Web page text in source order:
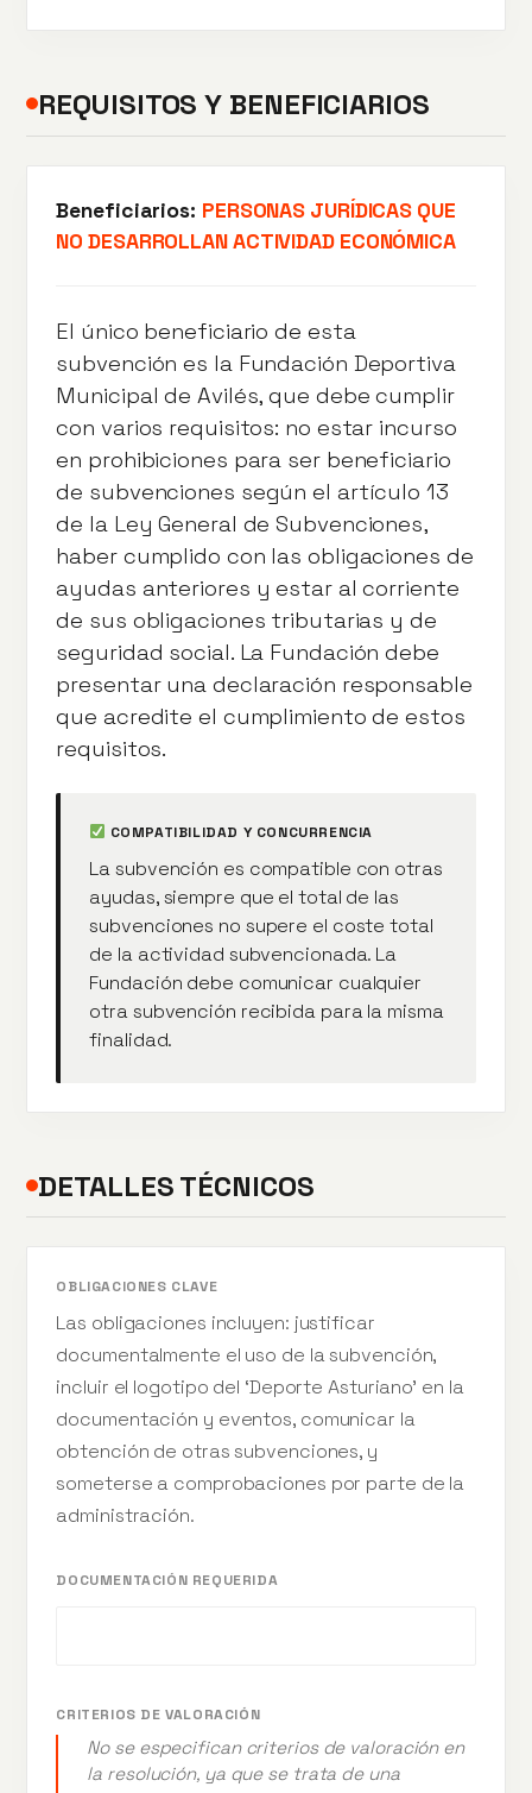
REQUISITOS Y BENEFICIARIOS
Beneficiarios: PERSONAS JURÍDICAS QUE
NO DESARROLLAN ACTIVIDAD ECONÓMICA
El único beneficiario de esta
subvención es la Fundación Deportiva
Municipal de Avilés, que debe cumplir
con varios requisitos: no estar incurso
en prohibiciones para ser beneficiario
de subvenciones según el artículo 13
de la Ley General de Subvenciones,
haber cumplido con las obligaciones de
ayudas anteriores y estar al corriente
de sus obligaciones tributarias y de
seguridad social. La Fundación debe
presentar una declaración responsable
que acredite el cumplimiento de estos
requisitos.
COMPATIBILIDAD Y CONCURRENCIA
La subvención es compatible con otras
ayudas, siempre que el total de las
subvenciones no supere el coste total
de la actividad subvencionada. La
Fundación debe comunicar cualquier
otra subvención recibida para la misma
finalidad.
DETALLES TÉCNICOS
OBLIGACIONES CLAVE
Las obligaciones incluyen: justificar
documentalmente el uso de la subvención,
incluir el logotipo del ‘Deporte Asturiano’ en la
documentación y eventos, comunicar la
obtención de otras subvenciones, y
someterse a comprobaciones por parte de la
administración.
DOCUMENTACIÓN REQUERIDA
CRITERIOS DE VALORACIÓN
No se especifican criterios de valoración en
la resolución, ya que se trata de una